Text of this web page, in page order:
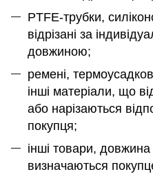
PTFE-трубки,
відрізані за
довжиною;
ремені,
інші матеріали, що
або нарізаються
покупця;
інші товари,
визначаються